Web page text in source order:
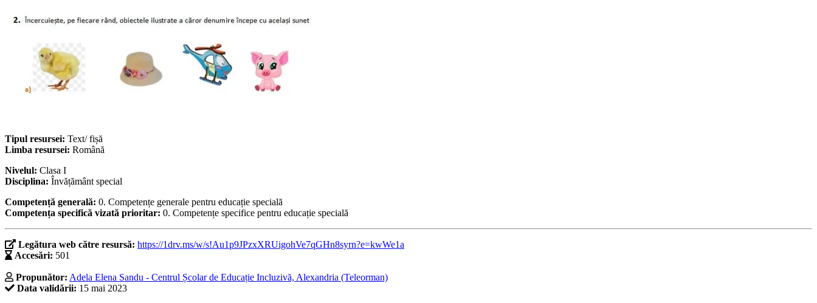
Tipul resursei: Text/ fișă
Limba resursei: Română
Nivelul: Clasa I
Disciplina: Învățământ special
Competență generală: 0. Competențe generale pentru educație specială
Competența specifică vizată prioritar: 0. Competențe specifice pentru educație specială
Legătura web către resursă: https://1drv.ms/w/s!Au1p9JPzxXRUigohVe7qGHn8syrn?e=kwWe1a
Accesări: 501
Propunător: Adela Elena Sandu - Centrul Școlar de Educație Incluzivă, Alexandria (Teleorman)
Data validării: 15 mai 2023